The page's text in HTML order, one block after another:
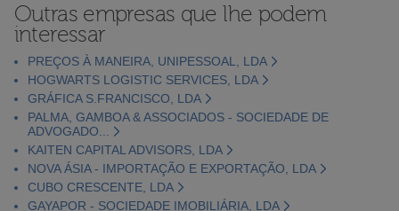
Outras empresas que lhe podem
interessar
PREÇOS À MANEIRA, UNIPESSOAL, LDA
HOGWARTS LOGISTIC SERVICES, LDA
GRÁFICA S.FRANCISCO, LDA
PALMA, GAMBOA & ASSOCIADOS - SOCIEDADE DE
ADVOGADO...
KAITEN CAPITAL ADVISORS, LDA
NOVA ÁSIA - IMPORTAÇÃO E EXPORTAÇÃO, LDA
CUBO CRESCENTE, LDA
GAYAPOR - SOCIEDADE IMOBILIÁRIA, LDA